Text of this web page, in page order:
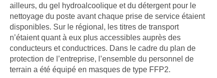
ailleurs, du gel hydroalcoolique et du détergent pour le
nettoyage du poste avant chaque prise de service étaient
disponibles. Sur le régional, les titres de transport
n’étaient quant à eux plus accessibles auprès des
conducteurs et conductrices. Dans le cadre du plan de
protection de l’entreprise, l’ensemble du personnel de
terrain a été équipé en masques de type FFP2.